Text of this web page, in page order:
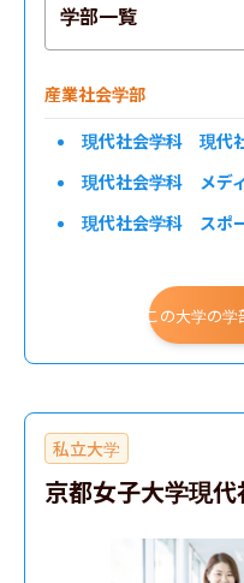
学部一覧
産業社会学部
現代社会学科 現代
現代社会学科 メデ
現代社会学科 スポ
現代社会学科 人間
この大学の
私立大学
京都女子大学現